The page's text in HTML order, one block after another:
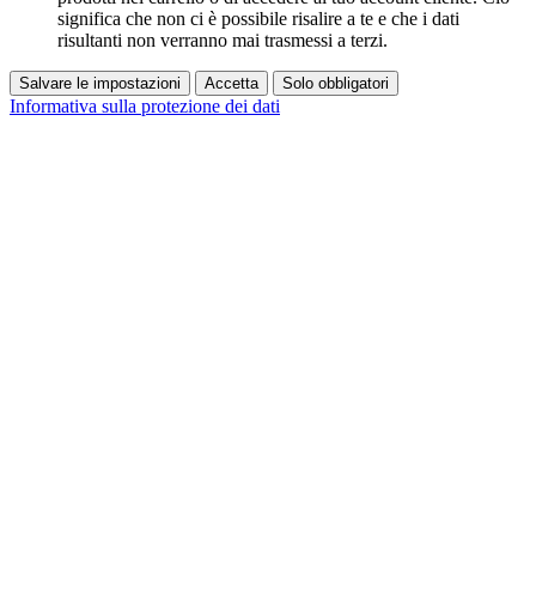
significa che non ci è possibile risalire a te e che i dati
risultanti non verranno mai trasmessi a terzi.
Salvare le impostazioni Accetta Solo obbligatori
Informativa sulla protezione dei dati